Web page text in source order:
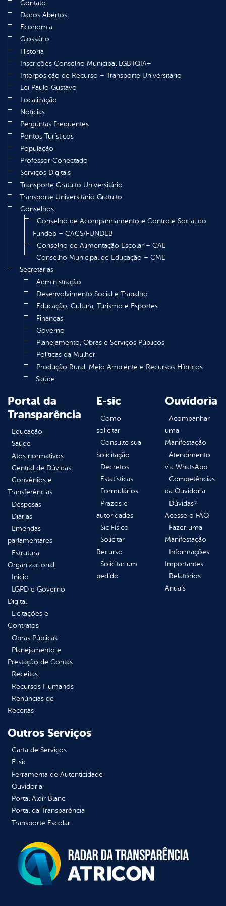
Contato
Dados Abertos
Economia
Glossário
História
Inscrições Conselho Municipal LGBTQIA+
Interposição de Recurso – Transporte Universitário
Lei Paulo Gustavo
Localização
Notícias
Perguntas Frequentes
Pontos Turísticos
População
Professor Conectado
Serviços Digitais
Transporte Gratuito Universitário
Transporte Universitário Gratuito
Conselhos
Conselho de Acompanhamento e Controle Social do
Fundeb – CACS/FUNDEB
Conselho de Alimentação Escolar – CAE
Conselho Municipal de Educação – CME
Secretarias
Administração
Desenvolvimento Social e Trabalho
Educação, Cultura, Turismo e Esportes
Finanças
Governo
Planejamento, Obras e Serviços Públicos
Políticas da Mulher
Produção Rural, Meio Ambiente e Recursos Hídricos
Saúde
Portal da
Transparência
Educação
Saúde
Atos normativos
Central de Dúvidas
Convênios e
Transferências
Despesas
Diárias
Emendas
parlamentares
Estrutura
Organizacional
Inicio
LGPD e Governo
Digital
Licitações e
Contratos
Obras Públicas
Planejamento e
Prestação de Contas
Receitas
Recursos Humanos
Renúncias de
Receitas
E-sic
Como
solicitar
Consulte sua
Solicitação
Decretos
Estatísticas
Formulários
Prazos e
autoridades
Sic Físico
Solicitar
Recurso
Solicitar um
pedido
Ouvidoria
Acompanhar
uma
Manifestação
Atendimento
via WhatsApp
Competências
da Ouvidoria
Dúvidas?
Acesse o FAQ
Fazer uma
Manifestação
Informações
Importantes
Relatórios
Anuais
Outros Serviços
Carta de Serviços
E-sic
Ferramenta de Autenticidade
Ouvidoria
Portal Aldir Blanc
Portal da Transparência
Transporte Escolar